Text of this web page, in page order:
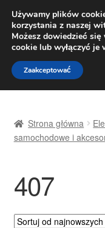
Pn.-pt.
Przejdź
do
nawigacji
Przejdź
do
treści
Dostawa
Kontakt
Strona główna
samochodowe i
407
Używamy plików
korzystania z naszej
Możesz dowiedzieć
cookie lub wyłączyć je
Zaakceptować